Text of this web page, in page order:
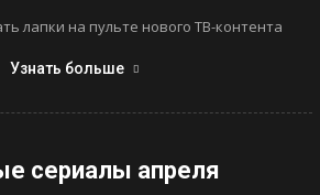
лапки на пульте нового ТВ-контента
Узнать больше
сериалы апреля